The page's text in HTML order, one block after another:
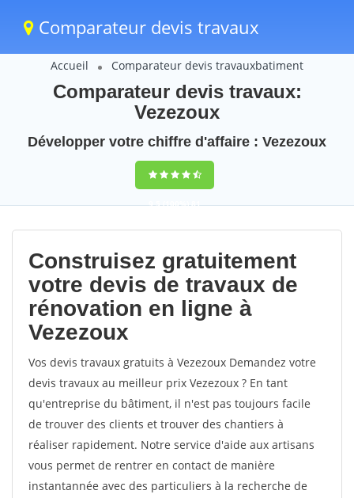
Comparateur devis travaux
Accueil Comparateur devis travauxbatiment
Comparateur devis travaux:
Vezezoux
Développer votre chiffre d'affaire : Vezezoux
9,5(100%)81
votes
Construisez gratuitement
votre devis de travaux de
rénovation en ligne à
Vezezoux
Vos devis travaux gratuits à Vezezoux Demandez votre
devis travaux au meilleur prix Vezezoux ? En tant
qu'entreprise du bâtiment, il n'est pas toujours facile
de trouver des clients et trouver des chantiers à
réaliser rapidement. Notre service d'aide aux artisans
vous permet de rentrer en contact de manière
instantannée avec des particuliers à la recherche de